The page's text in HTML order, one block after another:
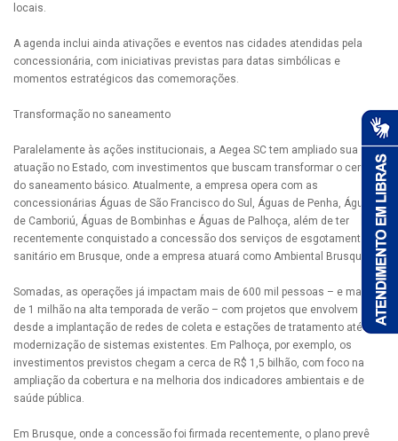
locais.
A agenda inclui ainda ativações e eventos nas cidades atendidas pela
concessionária, com iniciativas previstas para datas simbólicas e
momentos estratégicos das comemorações.
Transformação no saneamento
Paralelamente às ações institucionais, a Aegea SC tem ampliado sua
atuação no Estado, com investimentos que buscam transformar o cenário
do saneamento básico. Atualmente, a empresa opera com as
concessionárias Águas de São Francisco do Sul, Águas de Penha, Águas
de Camboriú, Águas de Bombinhas e Águas de Palhoça, além de ter
recentemente conquistado a concessão dos serviços de esgotamento
sanitário em Brusque, onde a empresa atuará como Ambiental Brusque.
Somadas, as operações já impactam mais de 600 mil pessoas – e mais
de 1 milhão na alta temporada de verão – com projetos que envolvem
desde a implantação de redes de coleta e estações de tratamento até a
modernização de sistemas existentes. Em Palhoça, por exemplo, os
investimentos previstos chegam a cerca de R$ 1,5 bilhão, com foco na
ampliação da cobertura e na melhoria dos indicadores ambientais e de
saúde pública.
Em Brusque, onde a concessão foi firmada recentemente, o plano prevê